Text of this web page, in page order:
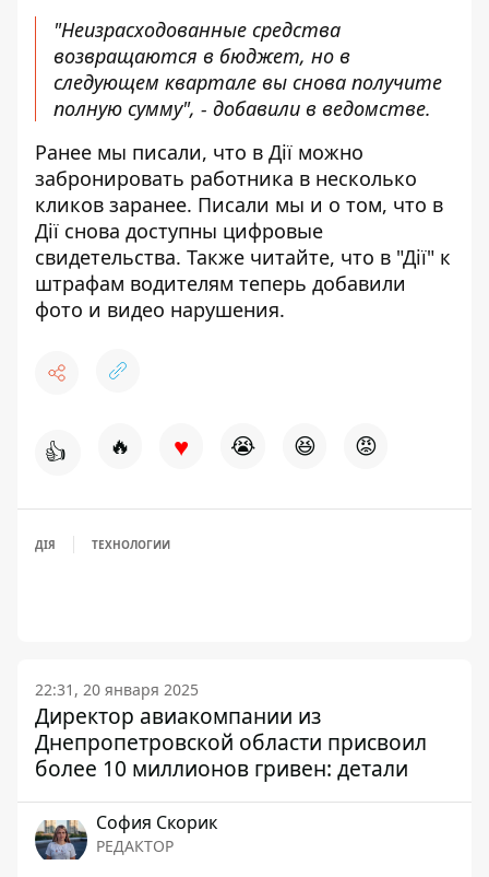
"Неизрасходованные средства
возвращаются в бюджет, но в
следующем квартале вы снова получите
полную сумму", - добавили в ведомстве.
Ранее мы писали, что в Дії можно
забронировать работника в несколько
кликов заранее. Писали мы и о том, что в
Дії снова доступны цифровые
свидетельства. Также читайте, что в "Дії" к
штрафам водителям теперь добавили
фото и видео нарушения.
👍 🔥 ♥ 😭 😆 😡
ДІЯ ТЕХНОЛОГИИ
22:31, 20 января 2025
Директор авиакомпании из
Днепропетровской области присвоил
более 10 миллионов гривен: детали
София Скорик
РЕДАКТОР